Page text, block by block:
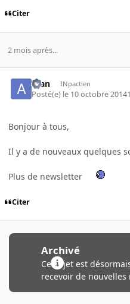
Citer
2 mois après...
Alan INpactien
Posté(e) le 10 octobre 2014
Bonjour à tous,
Il y a de nouveaux quelques
Plus de newsletter
Citer
Archivé
Ce sujet est
recevoir de nouvelles